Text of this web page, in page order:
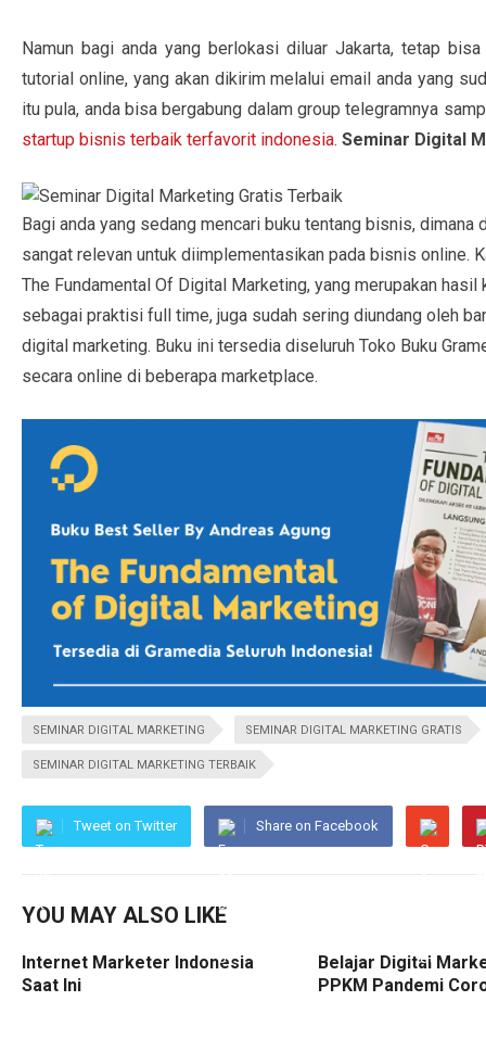
Namun bagi anda yang berlokasi diluar Jakarta, tetap
tutorial online, yang akan dikirim melalui email anda yang
itu pula, anda bisa bergabung dalam group telegramnya
startup bisnis terbaik terfavorit indonesia. Seminar Digital
Bagi anda yang sedang mencari buku tentang bisnis,
sangat relevan untuk diimplementasikan pada bisnis online.
The Fundamental Of Digital Marketing, yang merupakan
sebagai praktisi full time, juga sudah sering diundang oleh
digital marketing. Buku ini tersedia diseluruh Toko Buku
secara online di beberapa marketplace.
SEMINAR DIGITAL MARKETING SEMINAR DIGITAL MARKETING GRATIS
SEMINAR DIGITAL MARKETING TERBAIK
Tweet on Twitter Share on Facebook
YOU MAY ALSO LIKE
Internet Marketer Indonesia
Saat Ini
Belajar Digital
PPKM Pandemi